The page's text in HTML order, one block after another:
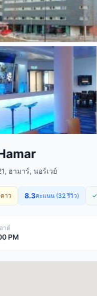
ฮามาร์, นอร์เวย์
าว 8.3คะแนน (32 รีวิว)
าต์
PM